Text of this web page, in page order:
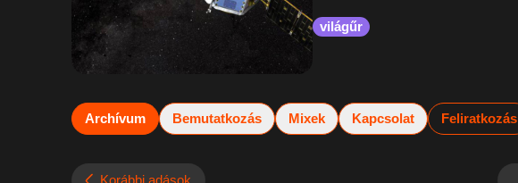
világűr
Archívum Bemutatkozás Mixek Kapcsolat Feliratkozás